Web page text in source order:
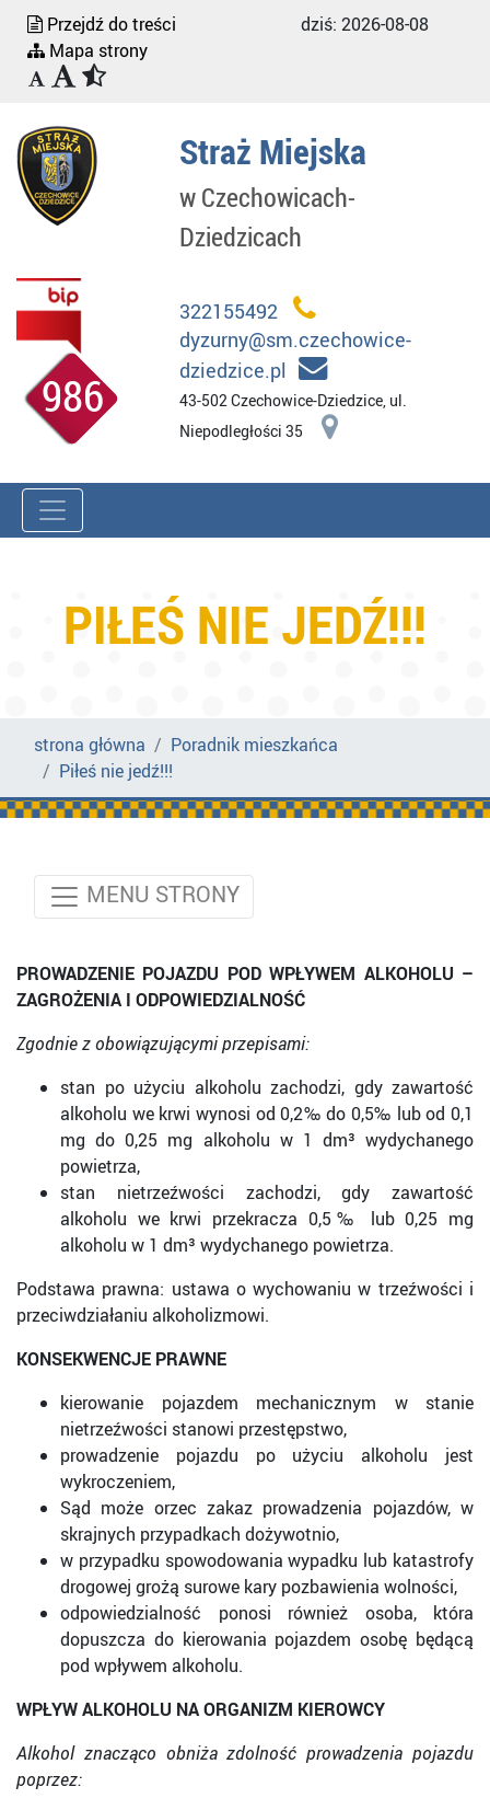
Przejdź do treści
Mapa strony
dziś: 2026-08-08
Straż Miejska
w Czechowicach-
Dziedzicach
986
322155492
dyzurny@sm.czechowice-
dziedzice.pl
43-502 Czechowice-Dziedzice, ul.
Niepodległości 35
PIŁEŚ NIE JEDŹ!!!
strona główna
Poradnik mieszkańca
Piłeś nie jedź!!!
MENU STRONY
PROWADZENIE POJAZDU POD WPŁYWEM ALKOHOLU –
ZAGROŻENIA I ODPOWIEDZIALNOŚĆ
Zgodnie z obowiązującymi przepisami:
stan po użyciu alkoholu zachodzi, gdy zawartość
alkoholu we krwi wynosi od 0,2‰ do 0,5‰ lub od 0,1
mg do 0,25 mg alkoholu w 1 dm³ wydychanego
powietrza,
stan nietrzeźwości zachodzi, gdy zawartość
alkoholu we krwi przekracza 0,5‰ lub 0,25 mg
alkoholu w 1 dm³ wydychanego powietrza.
Podstawa prawna: ustawa o wychowaniu w trzeźwości i
przeciwdziałaniu alkoholizmowi.
KONSEKWENCJE PRAWNE
kierowanie pojazdem mechanicznym w stanie
nietrzeźwości stanowi przestępstwo,
prowadzenie pojazdu po użyciu alkoholu jest
wykroczeniem,
Sąd może orzec zakaz prowadzenia pojazdów, w
skrajnych przypadkach dożywotnio,
w przypadku spowodowania wypadku lub katastrofy
drogowej grożą surowe kary pozbawienia wolności,
odpowiedzialność ponosi również osoba, która
dopuszcza do kierowania pojazdem osobę będącą
pod wpływem alkoholu.
WPŁYW ALKOHOLU NA ORGANIZM KIEROWCY
Alkohol znacząco obniża zdolność prowadzenia pojazdu
poprzez: